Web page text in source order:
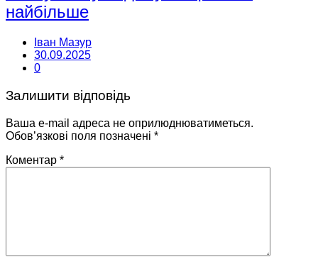
найбільше
Іван Мазур
30.09.2025
0
Залишити відповідь
Ваша e-mail адреса не оприлюднюватиметься.
Обов’язкові поля позначені *
Коментар *